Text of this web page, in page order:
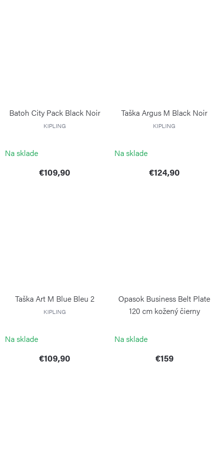
Batoh City Pack Black Noir
KIPLING
Na sklade
€109,90
Taška Argus M Black Noir
KIPLING
Na sklade
€124,90
Taška Art M Blue Bleu 2
KIPLING
Na sklade
€109,90
Opasok Business Belt Plate
120 cm kožený čierny
Na sklade
€159